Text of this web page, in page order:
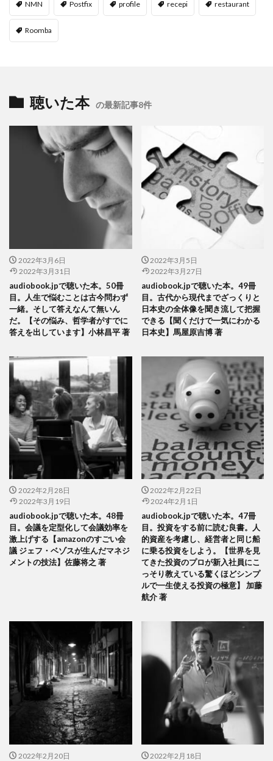
NMN Postfix profile recepi restaurant
Roomba
聴いた本 の最新記事8件
2022年3月6日
2022年3月31日
audiobook.jpで聴いた本。50冊
目。人生で悩むことは古今問わず
一緒。そして答えなんて無いん
だ。【その悩み、哲学者がすでに
答えを出しています】小林昌平 著
2022年3月5日
2022年3月27日
audiobook.jpで聴いた本。49冊
目。古代から現代までざっくりと
日本史の全体像を聞き流して把握
できる【聞くだけで一気にわかる
日本史】馬屋原吉博 著
2022年2月28日
2022年3月19日
audiobook.jpで聴いた本。48冊
目。会議を定型化して会議効率を
激上げする【amazonのすごい会
議 ジェフ・ベゾスが生んだマネジ
メントの技法】佐藤将之 著
2022年2月22日
2024年2月1日
audiobook.jpで聴いた本。47冊
目。投資をする前に読む良書。人
的資産を考慮し、経営者と同じ船
に乗る投資をしよう。【世界を見
てきた投資のプロが新入社員にこ
っそり教えている驚くほどシンプ
ルで一生使える投資の極意】 加藤
航介 著
2022年2月20日
2022年2月18日